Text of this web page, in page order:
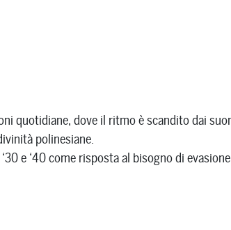
quotidiane, dove il ritmo è scandito dai
polinesiane.
e ‘40 come risposta al bisogno di